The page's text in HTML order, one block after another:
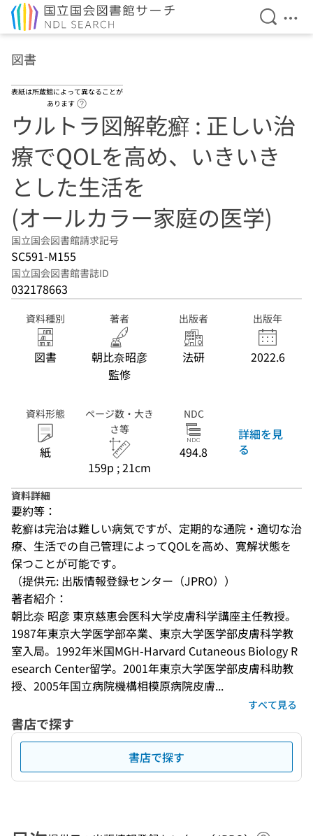
検索を
メ
図書
表紙は所蔵館によって異なることが
あります
ウルトラ図解乾癬 : 正しい治
療でQOLを高め、いきいき
とした生活を
(オールカラー家庭の医学)
国立国会図書館請求記号
SC591-M155
国立国会図書館書誌ID
032178663
資料種別
図書
著者
朝比奈昭彦
監修
出版者
法研
出版年
2022.6
資料形態
紙
ページ数・大き
さ等
159p ; 21cm
NDC
494.8
詳細を見
る
資料詳細
要約等：
乾癬は完治は難しい病気ですが、定期的な通院・適切な治
療、生活での自己管理によってQOLを高め、寛解状態を
保つことが可能です。
（提供元: 出版情報登録センター（JPRO））
著者紹介：
朝比奈 昭彦 東京慈恵会医科大学皮膚科学講座主任教授。
1987年東京大学医学部卒業、東京大学医学部皮膚科学教
室入局。1992年米国MGH-Harvard Cutaneous Biology R
esearch Center留学。2001年東京大学医学部皮膚科助教
授、2005年国立病院機構相模原病院皮膚...
すべて見る
書店で探す
書店で探す